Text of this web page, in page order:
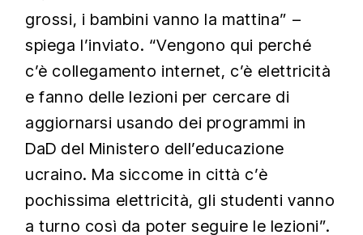
grossi, i bambini vanno la mattina” –
spiega l’inviato. “Vengono qui perché
c’è collegamento internet, c’è elettricità
e fanno delle lezioni per cercare di
aggiornarsi usando dei programmi in
DaD del Ministero dell’educazione
ucraino. Ma siccome in città c’è
pochissima elettricità, gli studenti vanno
a turno così da poter seguire le lezioni”.